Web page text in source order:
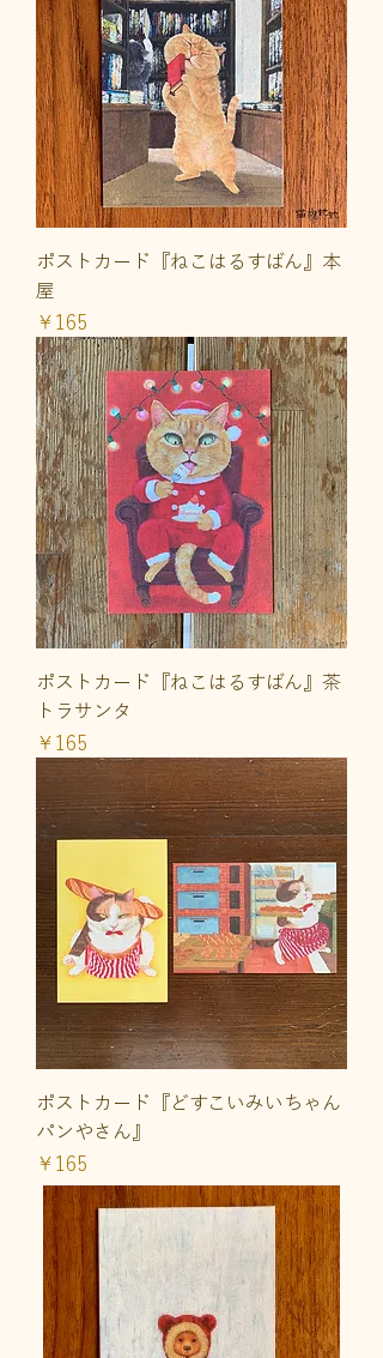
ポストカード『ねこはるすばん』本
屋
価格
￥165
ポストカード『ねこはるすばん』茶
トラサンタ
価格
￥165
ポストカード『どすこいみいちゃん
パンやさん』
価格
￥165